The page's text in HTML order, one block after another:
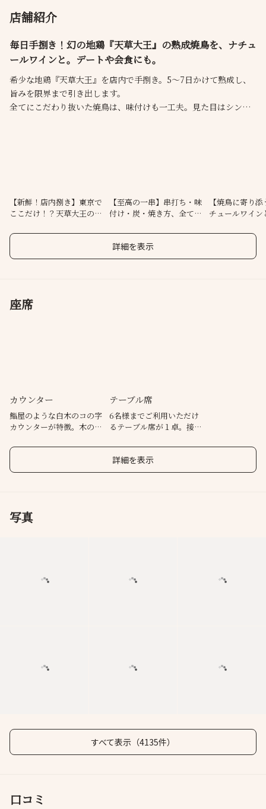
店舗紹介
毎日手捌き！幻の地鶏『天草大王』の熟成焼鳥を、ナチュ
ールワインと。デートや会食にも。
希少な地鶏『天草大王』を店内で手捌き。5〜7日かけて熟成し、
旨みを限界まで引き出します。
全てにこだわり抜いた焼鳥は、味付けも一工夫。見た目はシンプ
一味違う焼鳥で、驚き体験を。
【新鮮！店内捌き】東京で
ここだけ！？天草大王の熟
【至高の一串】串打ち・味
付け・炭・焼き方、全てに
【焼鳥に寄り
チュールワイン
詳細を表示
座席
カウンター
鮨屋のような白木のコの字
カウンターが特徴。木の温
です。
テーブル席
6名様までご利用いただけ
るテーブル席が１卓。接
会にも。
詳細を表示
写真
すべて表示（4135件）
口コミ